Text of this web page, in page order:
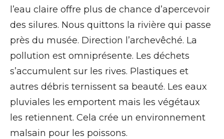
l’eau claire offre plus de chance d’apercevoir
des silures. Nous quittons la rivière qui passe
près du musée. Direction l’archevêché. La
pollution est omniprésente. Les déchets
s’accumulent sur les rives. Plastiques et
autres débris ternissent sa beauté. Les eaux
pluviales les emportent mais les végétaux
les retiennent. Cela crée un environnement
malsain pour les poissons.